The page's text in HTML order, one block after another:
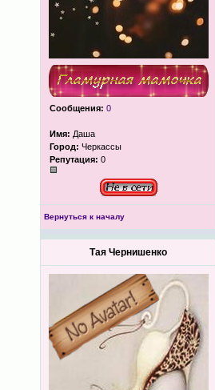
Сообщения: 0
Имя: Даша
Город: Черкассы
Репутация: 0
Вернуться к началу
Тая Чернишенко